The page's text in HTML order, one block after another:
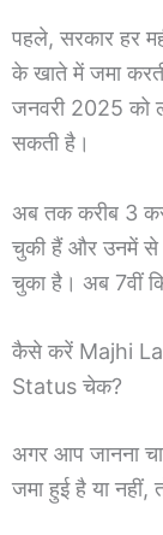
पहले, सरकार हर
के खाते में जमा
जनवरी 2025 को
सकती है।
अब तक करीब 3
चुकी हैं और उनमें से
चुका है। अब 7वीं
कैसे करें Majhi
Status चेक?
अगर आप जानना
जमा हुई है या नहीं,